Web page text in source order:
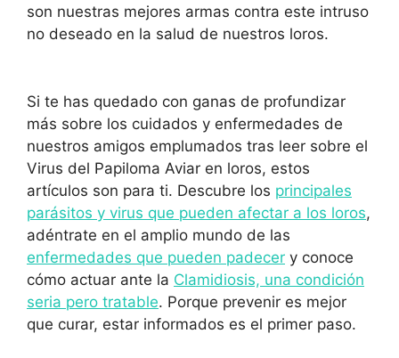
son nuestras mejores armas contra este intruso
no deseado en la salud de nuestros loros.
Si te has quedado con ganas de profundizar
más sobre los cuidados y enfermedades de
nuestros amigos emplumados tras leer sobre el
Virus del Papiloma Aviar en loros, estos
artículos son para ti. Descubre los principales
parásitos y virus que pueden afectar a los loros,
adéntrate en el amplio mundo de las
enfermedades que pueden padecer y conoce
cómo actuar ante la Clamidiosis, una condición
seria pero tratable. Porque prevenir es mejor
que curar, estar informados es el primer paso.